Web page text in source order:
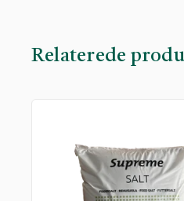
Relaterede